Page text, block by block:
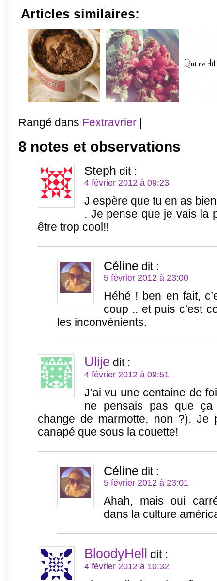
Articles similaires:
Rangé dans Fextravrier |
8 notes et observations
Steph dit :
4 février 2012 à 09:23
J espère que tu en as
. Je pense que je vais la
être trop cool!!
Céline dit :
5 février 2012 à 23:00
Héhé ! ben en fait,
coup .. et puis c’est
les inconvénients.
Ulije dit :
4 février 2012 à 09:51
J’ai vu une centaine de
ne pensais pas que
change de marmotte, non ?). Je
canapé que sous la couette!
Céline dit :
5 février 2012 à 23:01
Ahah, mais oui
dans la culture
BloodyHell dit :
4 février 2012 à 10:32